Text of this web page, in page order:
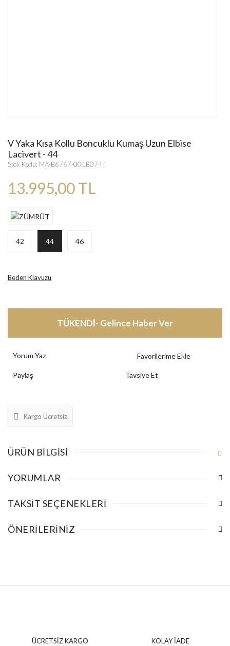
V Yaka Kısa Kollu Boncuklu Kumaş Uzun Elbise
Lacivert - 44
Stok Kodu: MA-B6767-001B0744
13.995,00 TL
42 44 46
Beden Klavuzu
TÜKENDİ- Gelince Haber Ver
Yorum Yaz
Paylaş Tavsiye Et
Kargo Ücretsiz
ÜRÜN BILGISI
YORUMLAR
TAKSIT SEÇENEKLERI
ÖNERILERINIZ
ÜCRETSİZ KARGO
KOLAY İADE